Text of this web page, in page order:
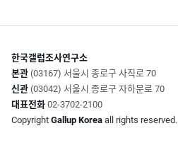
한국갤럽조사연구소
본관 (03167) 서울시 종로구 사직로 70
신관 (03042) 서울시 종로구 자하문로 70
대표전화 02-3702-2100
Copyright Gallup Korea all rights reserved.